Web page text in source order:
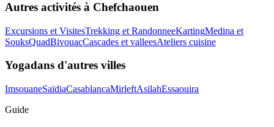
Autres activités à Chefchaouen
Excursions et VisitesTrekking et RandonneeKartingMedina et
SouksQuadBivouacCascades et valleesAteliers cuisine
Yogadans d'autres villes
ImsouaneSaïdiaCasablancaMirleftAsilahEssaouira
Guide